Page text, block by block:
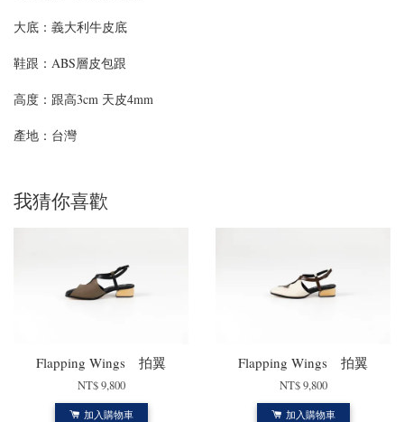
大底：義大利牛皮底
鞋跟：ABS層皮包跟
高度：跟高3cm 天皮4mm
產地：台灣
我猜你喜歡
Flapping Wings 拍翼
NT$ 9,800
加入購物車
Flapping Wings 拍翼
NT$ 9,800
加入購物車